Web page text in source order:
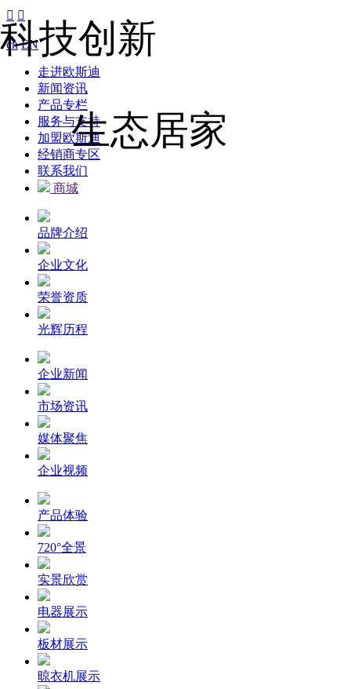
 
cn EN
走进欧斯迪
新闻资讯
产品专栏
服务与支持
加盟欧斯迪
经销商专区
联系我们
商城
品牌介绍
企业文化
荣誉资质
光辉历程
企业新闻
市场资讯
媒体聚焦
企业视频
产品体验
720°全景
实景欣赏
电器展示
板材展示
晾衣机展示
科技创新
生态居家